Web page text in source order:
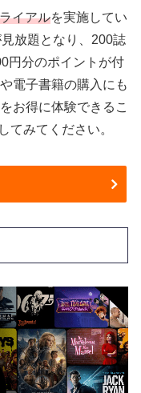
イアルを実施してい
放題となり、200誌
円分のポイントが付
電子書籍の購入にも
お得に体験できるこ
てみてください。